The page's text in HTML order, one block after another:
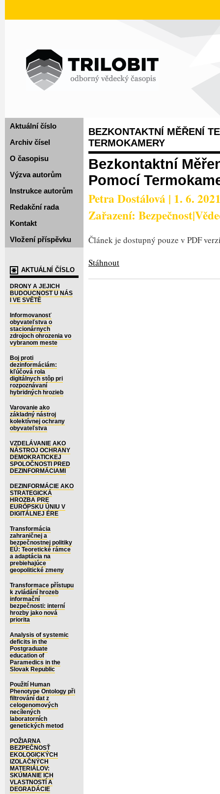
BEZKONTAKTNÍ MĚŘENÍ
TERMOKAMERY
Bezkontaktní
Pomocí
Petra Dostálová | 1. 6.
Zařazení:
Článek je dostupný pouze v PDF
Stáhnout
Aktuální číslo
Archiv čísel
O časopisu
Výzva autorům
Instrukce autorům
Redakční rada
Kontakt
Vložení příspěvku
AKTUÁLNÍ ČÍSLO
DRONY A JEJICH
BUDOUCNOST U NÁS
I VE SVĚTĚ
Informovanosť
obyvateľstva o
stacionárnych
zdrojoch ohrozenia vo
vybranom meste
Boj proti
dezinformáciám:
kľúčová rola
digitálnych stôp pri
rozpoznávaní
hybridných hrozieb
Varovanie ako
základný nástroj
kolektívnej ochrany
obyvateľstva
VZDELÁVANIE AKO
NÁSTROJ OCHRANY
DEMOKRATICKEJ
SPOLOČNOSTI PRED
DEZINFORMÁCIAMI
DEZINFORMÁCIE AKO
STRATEGICKÁ
HROZBA PRE
EURÓPSKU ÚNIU V
DIGITÁLNEJ ÉRE
Transformácia
zahraničnej a
bezpečnostnej politiky
EÚ: Teoretické rámce
a adaptácia na
prebiehajúce
geopolitické zmeny
Transformace přístupu
k zvládání hrozeb
informační
bezpečnosti: interní
hrozby jako nová
priorita
Analysis of systemic
deficits in the
Postgraduate
education of
Paramedics in the
Slovak Republic
Použití Human
Phenotype Ontology při
filtrování dat z
celogenomových
necílených
laboratorních
genetických metod
POŽIARNA
BEZPEČNOSŤ
EKOLOGICKÝCH
IZOLAČNÝCH
MATERIÁLOV:
SKÚMANIE ICH
VLASTNOSTÍ A
DEGRADÁCIE